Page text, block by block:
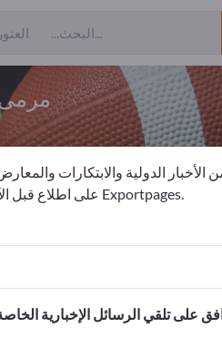
الأخبار الدولية والابتكارات
على اطلاع قبل الآخرين واشترك الآن في النشرة الإخبارية لـ Exportpages.